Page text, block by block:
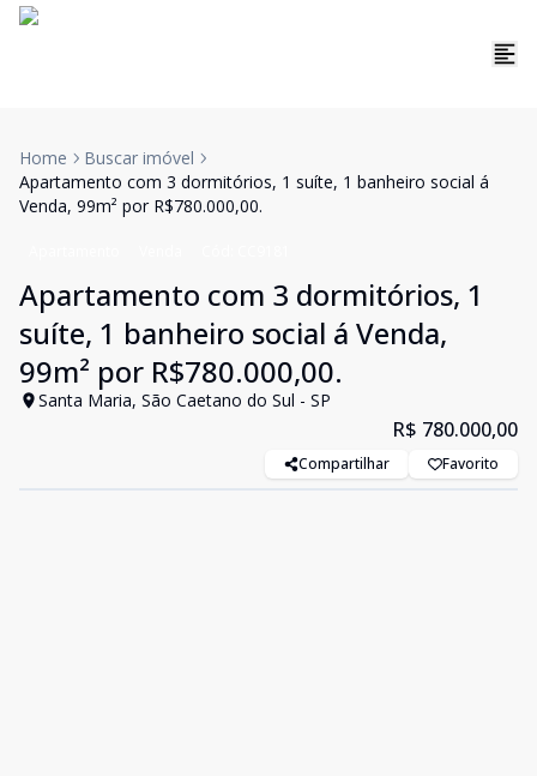
Home
Buscar imóvel
Apartamento com 3 dormitórios, 1 suíte, 1 banheiro social á
Venda, 99m² por R$780.000,00.
Apartamento com 3 dormitórios, 1
suíte, 1 banheiro social á Venda,
99m² por R$780.000,00.
Santa Maria, São Caetano do Sul - SP
R$ 780.000,00
Compartilhar Favorito